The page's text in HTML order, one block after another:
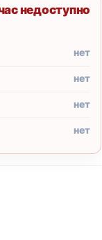
недоступно
нет
нет
нет
нет